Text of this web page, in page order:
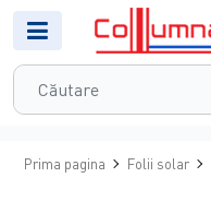
Prima pagina Folii solar